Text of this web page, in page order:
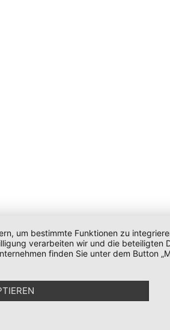
um bestimmte Funktionen zu
verarbeiten wir und die beteiligten
finden Sie unter dem Button